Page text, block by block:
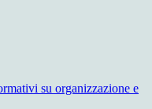
su organizzazione e